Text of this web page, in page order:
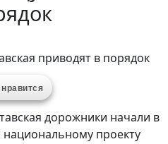
нравится
дорожники начали в
проекту